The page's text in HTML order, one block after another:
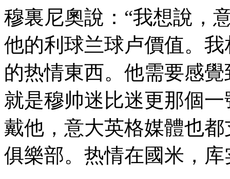
穆裏尼奧說：“我想說
他的利球兰球卢價值
的热情東西。他需要感
就是穆帅迷比迷更那個一
戴他，意大英格媒體也
俱樂部 。热情在國米